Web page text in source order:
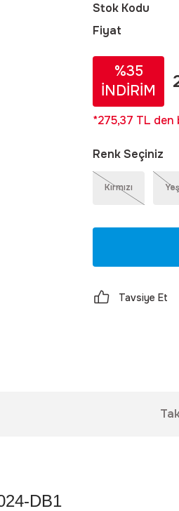
Stok Kodu
Fiyat
%35
İNDİRİM
*275,37 TL
Renk Seçiniz
Kırmızı
Tavsiye Et
DB1